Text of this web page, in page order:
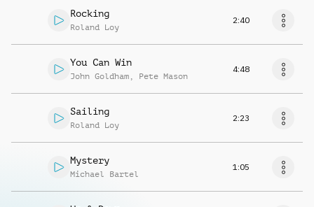
Rocking
Roland Loy
2:40
You Can Win
John Goldham , Pete Mason
4:48
Sailing
Roland Loy
2:23
Mystery
Michael Bartel
1:05